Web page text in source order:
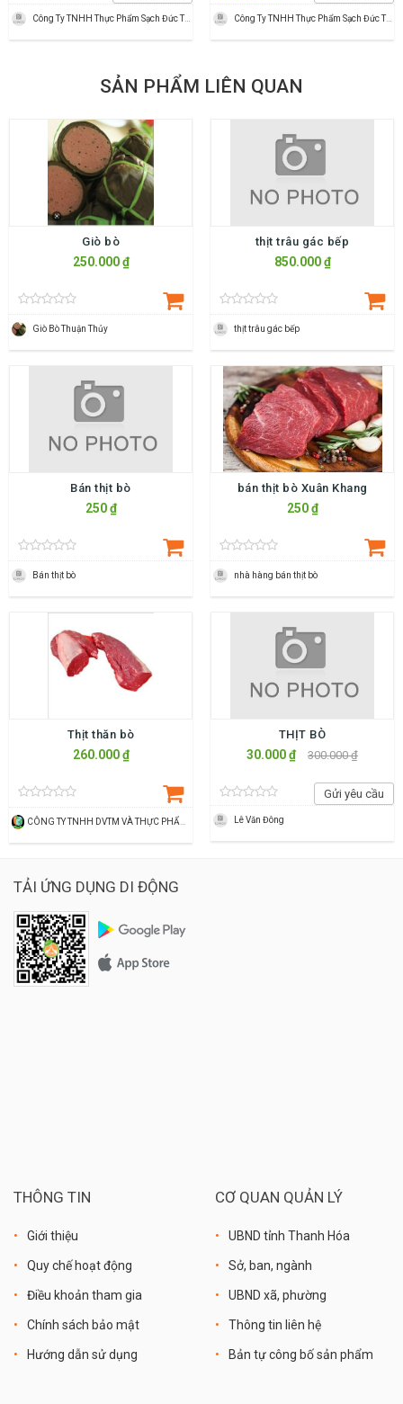
Công Ty TNHH Thực Phẩm Sạch Đức Tần Công Ty TNHH Thực Phẩm Sạch Đức Tần
SẢN PHẨM LIÊN QUAN
Giò bò
250.000 ₫
Giò Bò Thuận Thủy
thịt trâu gác bếp
850.000 ₫
thịt trâu gác bếp
Bán thịt bò
250 ₫
Bán thịt bò
bán thịt bò Xuân Khang
250 ₫
nhà hàng bán thịt bò
Thịt thăn bò
260.000 ₫
THỊT BÒ
30.000 ₫ 300.000 ₫
Gửi yêu cầu
Lê Văn Đông
TẢI ỨNG DỤNG DI ĐỘNG
THÔNG TIN
Giới thiệu
Quy chế hoạt động
Điều khoản tham gia
Chính sách bảo mật
Hướng dẫn sử dụng
CƠ QUAN QUẢN LÝ
UBND tỉnh Thanh Hóa
Sở, ban, ngành
UBND xã, phường
Thông tin liên hệ
Bản tự công bố sản phẩm